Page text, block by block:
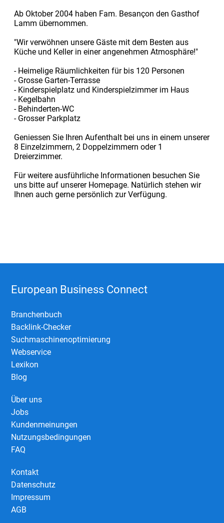
Ab Oktober 2004 haben Fam. Besançon den Gasthof
Lamm übernommen.
"Wir verwöhnen unsere Gäste mit dem Besten aus
Küche und Keller in einer angenehmen Atmosphäre!"
- Heimelige Räumlichkeiten für bis 120 Personen
- Grosse Garten-Terrasse
- Kinderspielplatz und Kinderspielzimmer im Haus
- Kegelbahn
- Behinderten-WC
- Grosser Parkplatz
Geniessen Sie Ihren Aufenthalt bei uns in einem unserer
8 Einzelzimmern, 2 Doppelzimmern oder 1
Dreierzimmer.
Für weitere ausführliche Informationen besuchen Sie
uns bitte auf unserer Homepage. Natürlich stehen wir
Ihnen auch gerne persönlich zur Verfügung.
European Business Connect
Branchenbuch
Backlink-Checker
Suchmaschinenoptimierung
Webservice
Lexikon
Blog
Über uns
Jobs
Kundenmeinungen
Nutzungsbedingungen
FAQ
Kontakt
Datenschutz
Impressum
AGB